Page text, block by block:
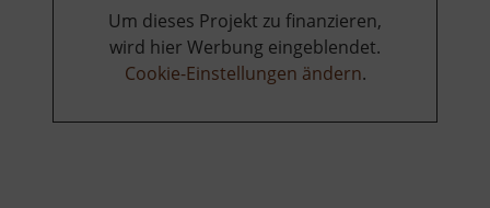
Um dieses Projekt zu finanzieren,
wird hier Werbung eingeblendet.
Cookie-Einstellungen ändern.